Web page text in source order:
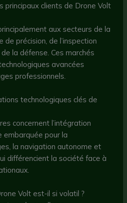
principaux clients de Drone Volt
aux secteurs de la
de précision, de l’inspection
la défense. Ces marchés
avancées
professionnels.
technologiques clés de
concernent l’intégration
embarquée pour la
la navigation autonome et
différencient la société face à
Volt est-il si volatil ?